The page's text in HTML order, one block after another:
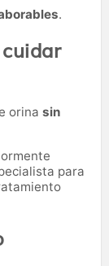
.
orina sin
para